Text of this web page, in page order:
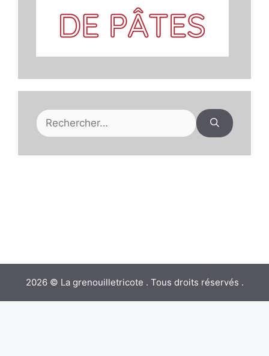
Rechercher :
2026 © La grenouilletricote . Tous droits réservés .